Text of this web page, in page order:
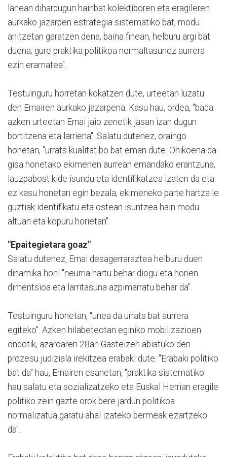
lanean dihardugun hainbat kolektiboren eta eragileren
aurkako jazarpen estrategia sistematiko bat, modu
anitzetan garatzen dena, baina finean, helburu argi bat
duena; gure praktika politikoa normaltasunez aurrera
ezin eramatea".
Testuinguru horretan kokatzen dute, urteetan luzatu
den Ernairen aurkako jazarpena. Kasu hau, ordea, "bada
azken urteetan Ernai jaio zenetik jasan izan dugun
bortitzena eta larriena". Salatu dutenez, oraingo
honetan, "urrats kualitatibo bat eman dute. Ohikoena da
gisa honetako ekimenen aurrean emandako erantzuna,
lauzpabost kide isundu eta identifikatzea izaten da eta
ez kasu honetan egin bezala, ekimeneko parte hartzaile
guztiak identifikatu eta ostean isuntzea hain modu
altuan eta kopuru horietan".
"Epaitegietara goaz"
Salatu dutenez, Ernai desagerraraztea helburu duen
dinamika honi "neurria hartu behar diogu eta honen
dimentsioa eta larritasuna azpimarratu behar da".
Testuinguru honetan, "unea da urrats bat aurrera
egiteko". Azken hilabeteotan eginiko mobilizazioen
ondotik, azaroaren 28an Gasteizen abiatuko den
prozesu judiziala irekitzea erabaki dute. "Erabaki politiko
bat da" hau, Ernairen esanetan, "praktika sistematiko
hau salatu eta sozializatzeko eta Euskal Herrian eragile
politiko zein gazte orok bere jardun politikoa
normalizatua garatu ahal izateko bermeak ezartzeko
da".